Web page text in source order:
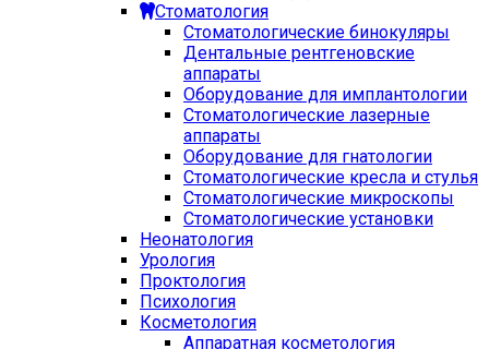
Стоматология
Стоматологические бинокуляры
Дентальные рентгеновские
аппараты
Оборудование для имплантологии
Стоматологические лазерные
аппараты
Оборудование для гнатологии
Стоматологические кресла и стулья
Стоматологические микроскопы
Стоматологические установки
Неонатология
Урология
Проктология
Психология
Косметология
Аппаратная косметология